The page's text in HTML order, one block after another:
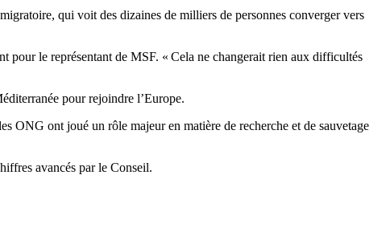
qui voit des dizaines de milliers de personnes converger vers
pour le représentant de MSF. « Cela ne changerait rien aux difficultés
pour rejoindre l’Europe.
ONG ont joué un rôle majeur en matière de recherche et de sauvetage
avancés par le Conseil.